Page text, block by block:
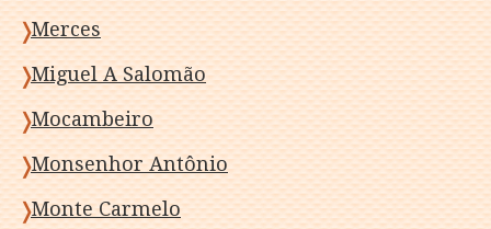
Merces
Miguel A Salomão
Mocambeiro
Monsenhor Antônio
Monte Carmelo